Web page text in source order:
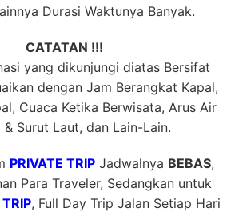
Durasi Waktunya Banyak.
CATATAN !!!
yang dikunjungi diatas Bersifat
dengan Jam Berangkat Kapal,
Cuaca Ketika Berwisata, Arus Air
& Surut Laut, dan Lain-Lain.
PRIVATE TRIP Jadwalnya BEBAS,
Para Traveler, Sedangkan untuk
, Full Day Trip Jalan Setiap Hari